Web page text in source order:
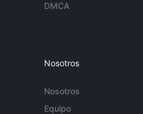
DMCA
Nosotros
Nosotros
Equipo